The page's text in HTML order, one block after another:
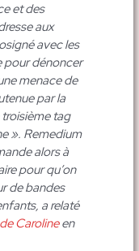
et des
aux
avec les
pour dénoncer
menace de
par la
tag
». Remedium
alors à
pour qu’on
de bandes
a relaté
Carolineen